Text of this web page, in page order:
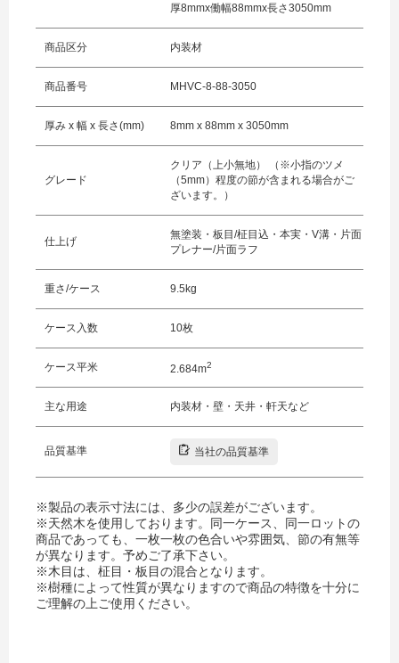
厚8mmx働幅88mmx長さ3050mm
商品区分 内装材
商品番号 MHVC-8-88-3050
厚み x 幅 x 長さ(mm) 8mm x 88mm x 3050mm
グレード
クリア（上小無地） （※小指のツメ
（5mm）程度の節が含まれる場合がご
ざいます。）
仕上げ
無塗装・板目/柾目込・本実・V溝・片面
プレナー/片面ラフ
重さ/ケース 9.5kg
ケース入数 10枚
ケース平米 2.684m2
主な用途 内装材・壁・天井・軒天など
品質基準 当社の品質基準
※製品の表示寸法には、多少の誤差がございます。
※天然木を使用しております。同一ケース、同一ロットの
商品であっても、一枚一枚の色合いや雰囲気、節の有無等
が異なります。予めご了承下さい。
※木目は、柾目・板目の混合となります。
※樹種によって性質が異なりますので商品の特徴を十分に
ご理解の上ご使用ください。